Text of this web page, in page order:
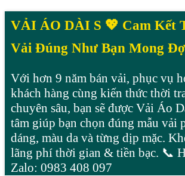
VẢI ÁO DÀI S 💖 Cam Kết
Vải Đúng Như Bạn Mong
Với hơn 9 năm bán vải, phục vụ
khách hàng cùng kiến thức thời
chuyên sâu, bạn sẽ được Vải Áo
tâm giúp bạn chọn đúng mẫu vải
dáng, màu da và từng dịp mặc.
lãng phí thời gian & tiền bạc. 📞
Zalo: 0983 408 097